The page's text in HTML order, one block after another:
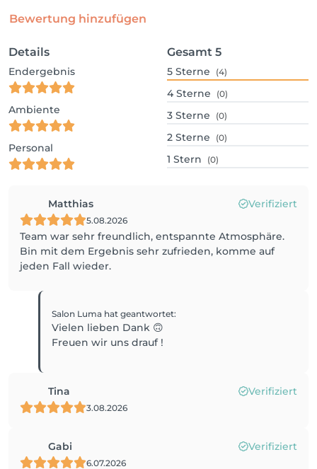
Bewertung hinzufügen
Details
Endergebnis
Ambiente
Personal
Gesamt 5
5 Sterne (4)
4 Sterne (0)
3 Sterne (0)
2 Sterne (0)
1 Stern (0)
Matthias Verifiziert
5.08.2026
Team war sehr freundlich, entspannte Atmosphäre.
Bin mit dem Ergebnis sehr zufrieden, komme auf
jeden Fall wieder.
Salon Luma hat geantwortet:
Vielen lieben Dank 🙃
Freuen wir uns drauf !
Tina Verifiziert
3.08.2026
Gabi Verifiziert
6.07.2026